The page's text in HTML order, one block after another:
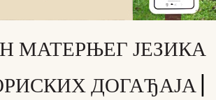
МАТЕРЊЕГ ЈЕЗИКА
ДОГАЂАЈА|